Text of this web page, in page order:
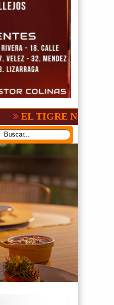
NO PERDONO A